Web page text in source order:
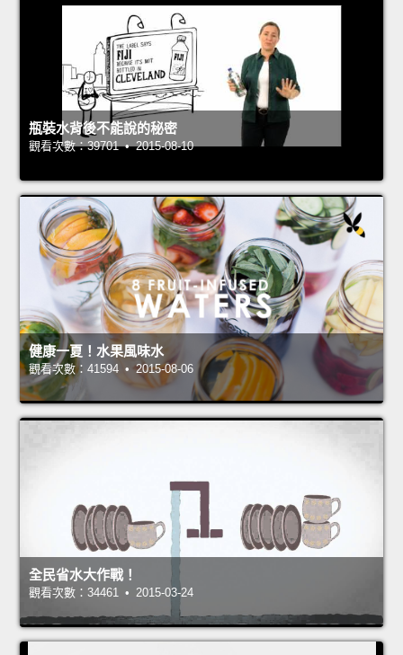
瓶裝水背後不能說的秘密
觀看次數：39701 • 2015-08-10
健康一夏！水果風味水
觀看次數：41594 • 2015-08-06
全民省水大作戰！
觀看次數：34461 • 2015-03-24